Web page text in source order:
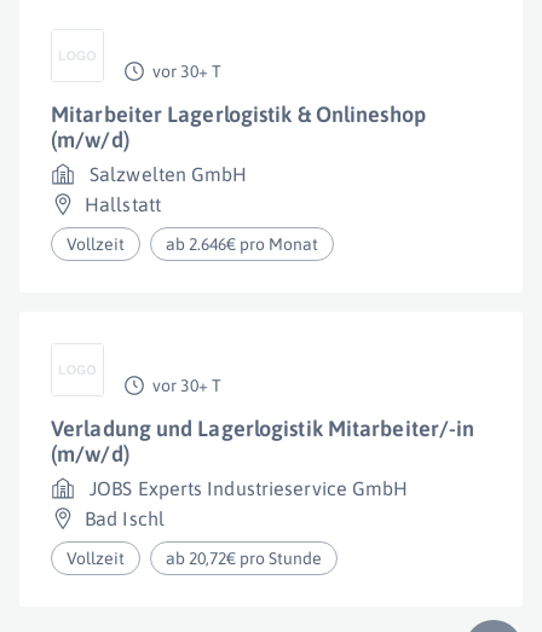
vor 30+ T
Mitarbeiter Lagerlogistik & Onlineshop
(m/w/d)
Salzwelten GmbH
Hallstatt
Vollzeit ab 2.646€ pro Monat
vor 30+ T
Verladung und Lagerlogistik Mitarbeiter/-in
(m/w/d)
JOBS Experts Industrieservice GmbH
Bad Ischl
Vollzeit ab 20,72€ pro Stunde